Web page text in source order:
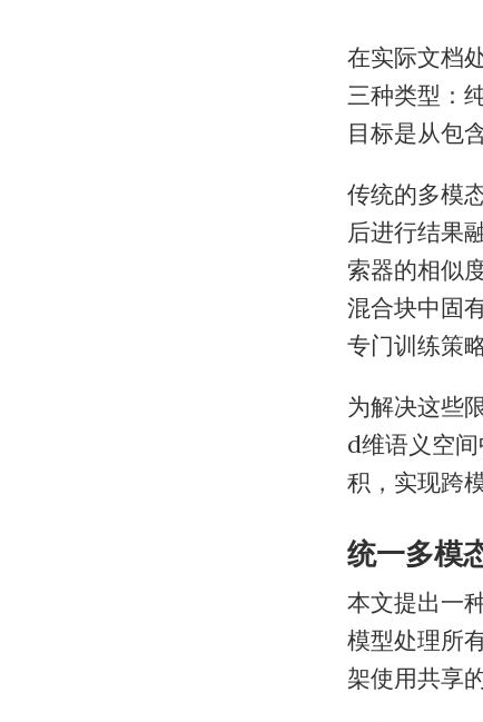
在实际文档
三种类型：
目标是从包
传统的多模
后进行结果
索器的相似
混合块中固
专门训练策略
为解决这些
d维语义空
积，实现跨
统一多模
本文提出一
模型处理所
架使用共享